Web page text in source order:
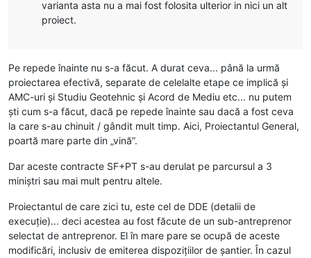
varianta asta nu a mai fost folosita ulterior in nici un alt
proiect.
Pe repede înainte nu s-a făcut. A durat ceva... până la urmă
proiectarea efectivă, separate de celelalte etape ce implică și
AMC-uri și Studiu Geotehnic și Acord de Mediu etc... nu putem
ști cum s-a făcut, dacă pe repede înainte sau dacă a fost ceva
la care s-au chinuit / gândit mult timp. Aici, Proiectantul General,
poartă mare parte din „vină”.
Dar aceste contracte SF+PT s-au derulat pe parcursul a 3
miniștri sau mai mult pentru altele.
Proiectantul de care zici tu, este cel de DDE (detalii de
execuție)... deci acestea au fost făcute de un sub-antreprenor
selectat de antreprenor. El în mare pare se ocupă de aceste
modificări, inclusiv de emiterea dispozițiilor de șantier. În cazul